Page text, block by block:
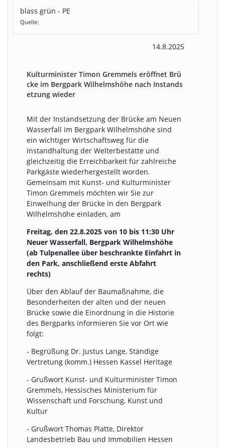
blass grün - PE
Quelle:
14.8.2025
Kulturminister Timon Gremmels eröffnet Brü
cke im Bergpark Wilhelmshöhe nach Instands
etzung wieder
Mit der Instandsetzung der Brücke am Neuen
Wasserfall im Bergpark Wilhelmshöhe sind
ein wichtiger Wirtschaftsweg für die
Instandhaltung der Welterbestätte und
gleichzeitig die Erreichbarkeit für zahlreiche
Parkgäste wiederhergestellt worden.
Gemeinsam mit Kunst- und Kulturminister
Timon Gremmels möchten wir Sie zur
Einweihung der Brücke in den Bergpark
Wilhelmshöhe einladen, am
Freitag, den 22.8.2025 von 10 bis 11:30 Uhr
Neuer Wasserfall, Bergpark Wilhelmshöhe
(ab Tulpenallee über beschrankte Einfahrt in
den Park, anschließend erste Abfahrt
rechts)
Über den Ablauf der Baumaßnahme, die
Besonderheiten der alten und der neuen
Brücke sowie die Einordnung in die Historie
des Bergparks informieren Sie vor Ort wie
folgt:
- Begrüßung Dr. Justus Lange, Ständige
Vertretung (komm.) Hessen Kassel Heritage
- Grußwort Kunst- und Kulturminister Timon
Gremmels, Hessisches Ministerium für
Wissenschaft und Forschung, Kunst und
Kultur
- Grußwort Thomas Platte, Direktor
Landesbetrieb Bau und Immobilien Hessen